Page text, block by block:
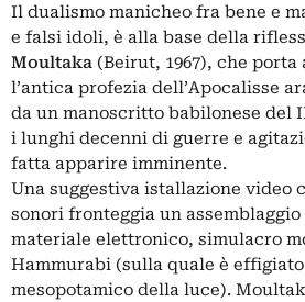
Il dualismo manicheo fra bene e
e falsi idoli, è alla base della
Moultaka (Beirut, 1967), che porta
l’antica profezia dell’Apocalisse
da un manoscritto babilonese del
i lunghi decenni di guerre e
fatta apparire imminente.
Una suggestiva istallazione video
sonori fronteggia un
materiale elettronico, simulacro
Hammurabi (sulla quale è effigiato
mesopotamico della luce).